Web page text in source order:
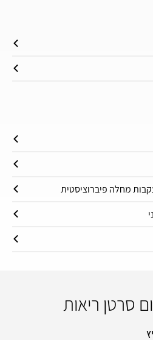
מחלה פיברוציסטית
סרטן ריאות